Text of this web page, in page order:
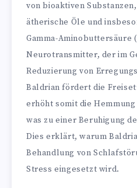
von bioaktiven
ätherische Öle und
Gamma-Aminobuttersäure
Neurotransmitter, der im
Reduzierung von
Baldrian fördert die
erhöht somit die
was zu einer Beruhigung
Dies erklärt, warum
Behandlung von
Stress eingesetzt wird.